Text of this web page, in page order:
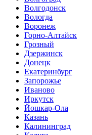
Волгодонск
Вологда
Воронеж
Горно-Алтайск
Грозный
Дзержинск
Донецк
Екатеринбург
Запорожье
Иваново
Иркутск
Йошкар-Ола
Казань
Калининград